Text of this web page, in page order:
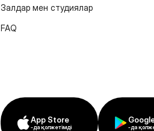
Залдар мен студиялар
FAQ
App Store
-да қолжетімді -да